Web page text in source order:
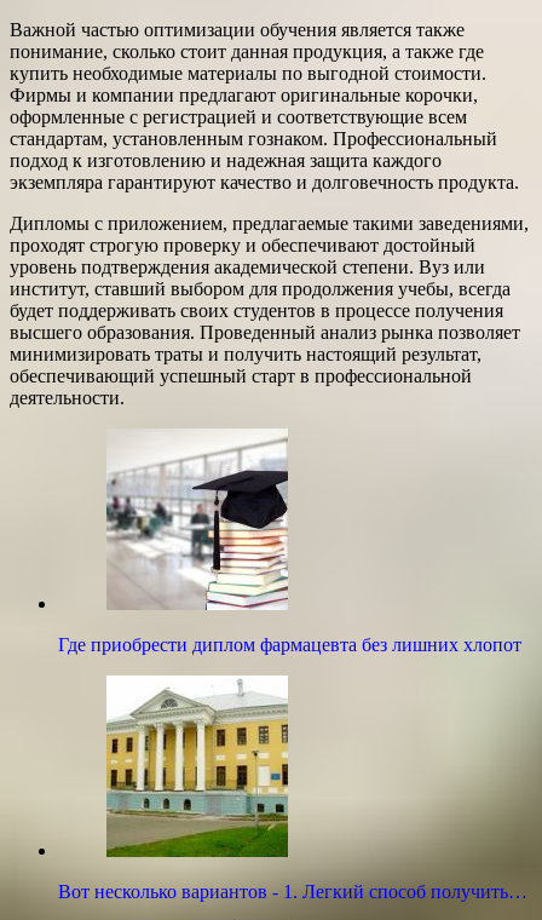
Важной частью оптимизации обучения является также
понимание, сколько стоит данная продукция, а также где
купить необходимые материалы по выгодной стоимости.
Фирмы и компании предлагают оригинальные корочки,
оформленные с регистрацией и соответствующие всем
стандартам, установленным гознаком. Профессиональный
подход к изготовлению и надежная защита каждого
экземпляра гарантируют качество и долговечность продукта.
Дипломы с приложением, предлагаемые такими заведениями,
проходят строгую проверку и обеспечивают достойный
уровень подтверждения академической степени. Вуз или
институт, ставший выбором для продолжения учебы, всегда
будет поддерживать своих студентов в процессе получения
высшего образования. Проведенный анализ рынка позволяет
минимизировать траты и получить настоящий результат,
обеспечивающий успешный старт в профессиональной
деятельности.
Где приобрести диплом фармацевта без лишних хлопот
Вот несколько вариантов - 1. Легкий способ получить…